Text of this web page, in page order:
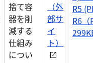
捨て容
器を削
減する
仕組み
につい
（外
部サ
イ
ト）
R5
R6（